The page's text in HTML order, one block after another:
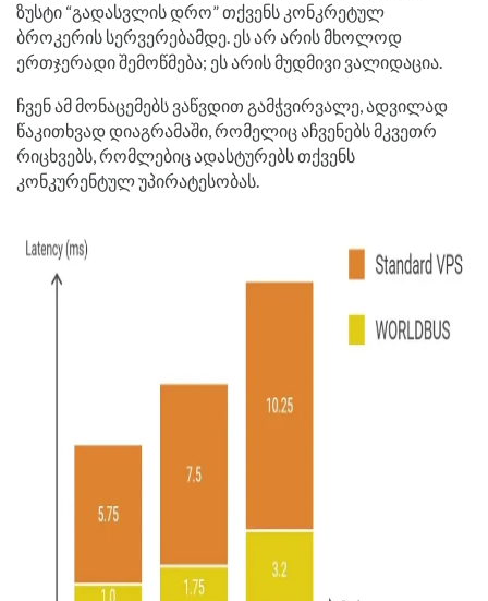
ზუსტი “გადასვლის დრო” თქვენს კონკრეტულ
ბროკერის სერვერებამდე. ეს არ არის მხოლოდ
ერთჯერადი შემოწმება; ეს არის მუდმივი ვალიდაცია.
ჩვენ ამ მონაცემებს ვაწვდით გამჭვირვალე, ადვილად
წაკითხვად დიაგრამაში, რომელიც აჩვენებს მკვეთრ
რიცხვებს, რომლებიც ადასტურებს თქვენს
კონკურენტულ უპირატესობას.